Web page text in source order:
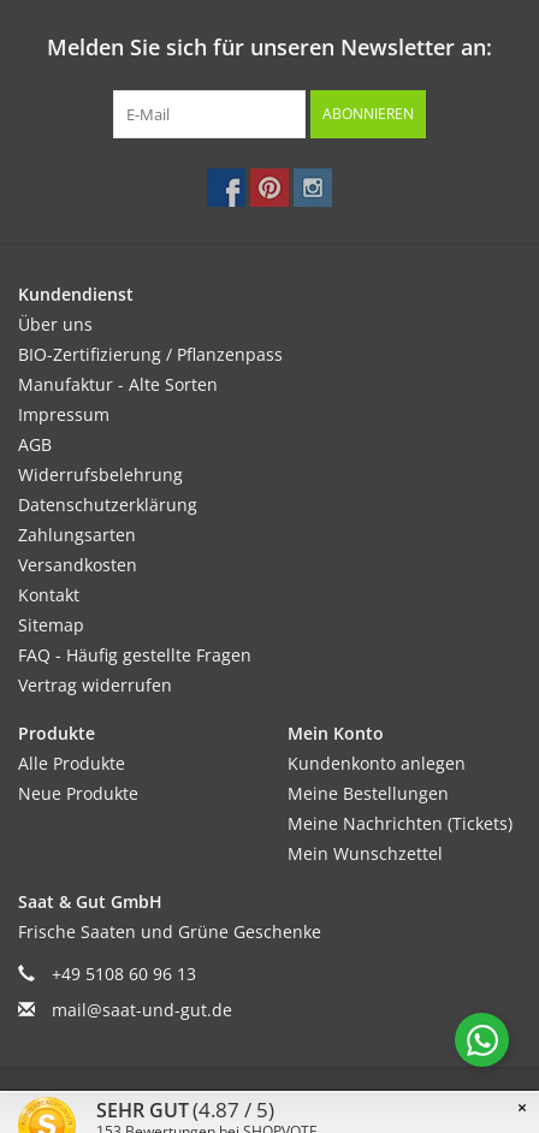
Melden Sie sich für unseren Newsletter an:
ABONNIEREN
Kundendienst
Über uns
BIO-Zertifizierung / Pflanzenpass
Manufaktur - Alte Sorten
Impressum
AGB
Widerrufsbelehrung
Datenschutzerklärung
Zahlungsarten
Versandkosten
Kontakt
Sitemap
FAQ - Häufig gestellte Fragen
Vertrag widerrufen
Produkte
Alle Produkte
Neue Produkte
Mein Konto
Kundenkonto anlegen
Meine Bestellungen
Meine Nachrichten (Tickets)
Mein Wunschzettel
Saat & Gut GmbH
Frische Saaten und Grüne Geschenke
+49 5108 60 96 13
mail@saat-und-gut.de
© Copyright 2026 Saat & Gut - Powered by ×
SEHR GUT(4.87 / 5)